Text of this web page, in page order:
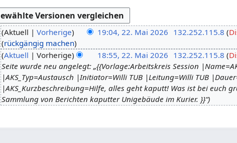
Aktuell Vorherige 19:04, 22. Mai 2026 132.252.115.8
K
e
i
n
e
B
e
r
rückgängig machen
Aktuell
Vorherige 18:55, 22. Mai 2026 132.252.115.8
Seite wurde neu angelegt: „{{Vorlage:Arbeitskreis Session
|AKS_Typ=Austausch |Initiator=Willi TUB |Leitung=Willi TUB
|AKS_Kurzbeschreibung=Hilfe, alles geht kaputt! Was ist bei euch
Sammlung von Berichten kaputter Unigebäude im Kurier. }}“